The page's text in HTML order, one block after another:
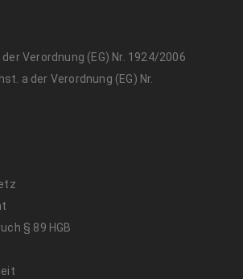
der Verordnung (EG) Nr. 1924/2006
a der Verordnung (EG) Nr.
§ 89 HGB